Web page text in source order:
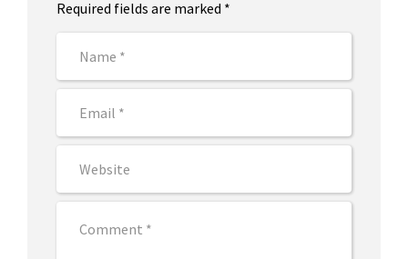
Required fields are marked *